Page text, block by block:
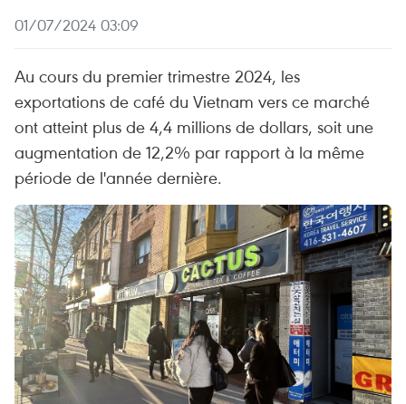
01/07/2024 03:09
Au cours du premier trimestre 2024, les
exportations de café du Vietnam vers ce marché
ont atteint plus de 4,4 millions de dollars, soit une
augmentation de 12,2% par rapport à la même
période de l'année dernière.